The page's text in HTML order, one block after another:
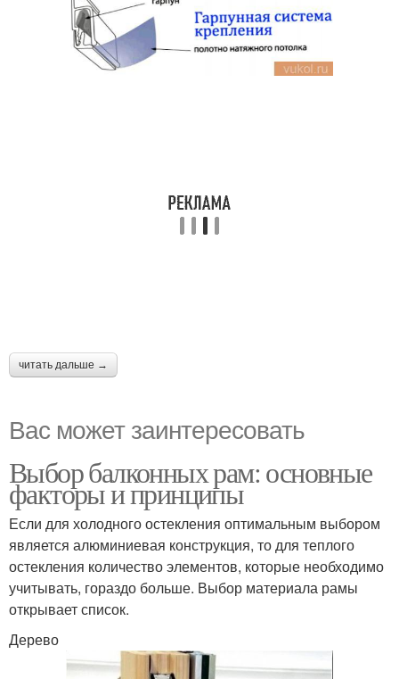
читать дальше →
Вас может заинтересовать
Выбор балконных рам: основные
факторы и принципы
Если для холодного остекления оптимальным выбором
является алюминиевая конструкция, то для теплого
остекления количество элементов, которые необходимо
учитывать, гораздо больше. Выбор материала рамы
открывает список.
Дерево